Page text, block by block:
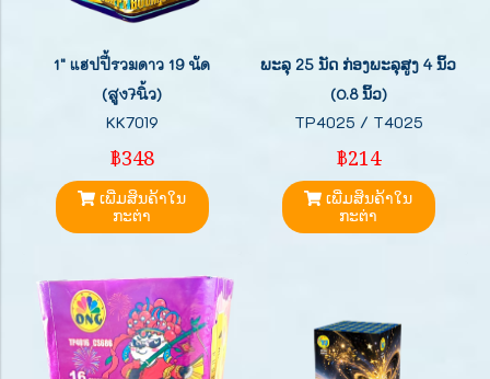
1" แฮปปี้รวมดาว 19 นัด
(สูง7นิ้ว)
KK7019
฿348
ເພີ່ມສິນຄ້າໃນ
ກະຕ່າ
ພະລຸ 25 ນັດ ກ່ອງພະລຸສູງ 4 ນິ້ວ
(0.8 ນິ້ວ)
TP4025 / T4025
฿214
ເພີ່ມສິນຄ້າໃນ
ກະຕ່າ